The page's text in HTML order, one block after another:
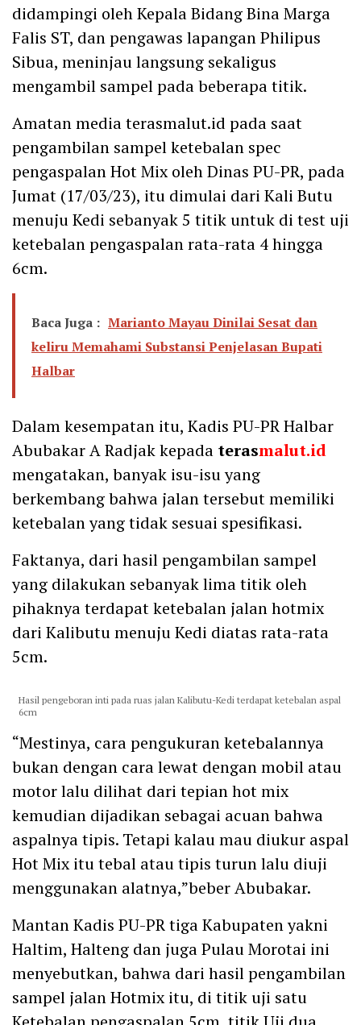
didampingi oleh Kepala Bidang Bina Marga
Falis ST, dan pengawas lapangan Philipus
Sibua, meninjau langsung sekaligus
mengambil sampel pada beberapa titik.
Amatan media terasmalut.id pada saat
pengambilan sampel ketebalan spec
pengaspalan Hot Mix oleh Dinas PU-PR, pada
Jumat (17/03/23), itu dimulai dari Kali Butu
menuju Kedi sebanyak 5 titik untuk di test uji
ketebalan pengaspalan rata-rata 4 hingga
6cm.
Baca Juga : Marianto Mayau Dinilai Sesat dan
keliru Memahami Substansi Penjelasan Bupati
Halbar
Dalam kesempatan itu, Kadis PU-PR Halbar
Abubakar A Radjak kepada terasmalut.id
mengatakan, banyak isu-isu yang
berkembang bahwa jalan tersebut memiliki
ketebalan yang tidak sesuai spesifikasi.
Faktanya, dari hasil pengambilan sampel
yang dilakukan sebanyak lima titik oleh
pihaknya terdapat ketebalan jalan hotmix
dari Kalibutu menuju Kedi diatas rata-rata
5cm.
Hasil pengeboran inti pada ruas jalan Kalibutu-Kedi terdapat ketebalan aspal
6cm
“Mestinya, cara pengukuran ketebalannya
bukan dengan cara lewat dengan mobil atau
motor lalu dilihat dari tepian hot mix
kemudian dijadikan sebagai acuan bahwa
aspalnya tipis. Tetapi kalau mau diukur aspal
Hot Mix itu tebal atau tipis turun lalu diuji
menggunakan alatnya,”beber Abubakar.
Mantan Kadis PU-PR tiga Kabupaten yakni
Haltim, Halteng dan juga Pulau Morotai ini
menyebutkan, bahwa dari hasil pengambilan
sampel jalan Hotmix itu, di titik uji satu